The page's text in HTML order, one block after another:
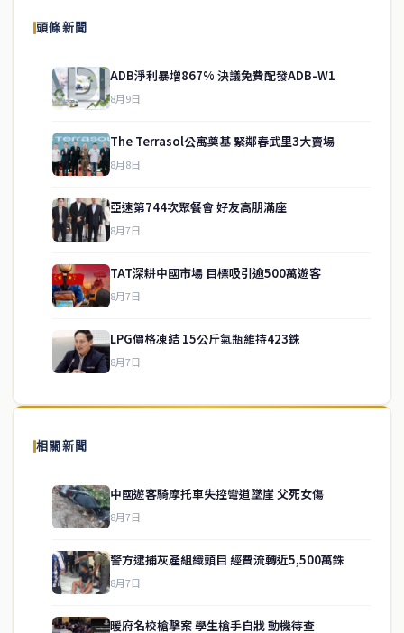
頭條新聞
ADB淨利暴增867% 決議免費配發ADB-W1
8月9日
The Terrasol公寓奠基 緊鄰春武里3大賣場
8月8日
亞速第744次聚餐會 好友高朋滿座
8月7日
TAT深耕中國市場 目標吸引逾500萬遊客
8月7日
LPG價格凍結 15公斤氣瓶維持423銖
8月7日
相關新聞
中國遊客騎摩托車失控彎道墜崖 父死女傷
8月7日
警方逮捕灰產組織頭目 經費流轉近5,500萬銖
8月7日
暖府名校槍擊案 學生槍手自戕 動機待查
關於我們
泰國中文新聞（TCN）是一家總部設於曼谷的中文新聞媒體，致力於
供即時、客觀、多元的中文新聞內容。
房地產
service@thaichinesenews.com